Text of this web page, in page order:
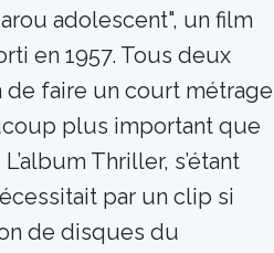
adolescent", un film
en 1957. Tous deux
faire un court métrage
plus important que
Thriller, s’étant
par un clip si
de disques du